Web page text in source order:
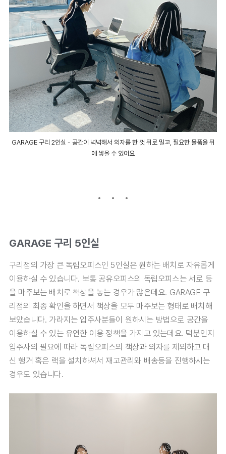
GARAGE 구리 2인실 - 공간이 넉넉해서 의자를 한 껏 뒤로 밀고, 필요한 물품을 뒤
에 쌓을 수 있어요
GARAGE 구리 5인실
구리점의 가장 큰 독립오피스인 5인실은 원하는 배치로 자유롭게
이용하실 수 있습니다. 보통 공유오피스의 독립오피스는 서로 등
을 마주보는 배치로 책상을 놓는 경우가 많은데요. GARAGE 구
리점의 최종 확인을 하면서 책상을 모두 마주보는 형태로 배치해
보았습니다. 가라지는 입주사분들이 원하시는 방법으로 공간을
이용하실 수 있는 유연한 이용 정책을 가지고 있는데요. 덕분인지
입주사의 필요에 따라 독립오피스의 책상과 의자를 제외하고 대
신 행거 혹은 랙을 설치하셔서 재고관리와 배송등을 진행하시는
경우도 있습니다.